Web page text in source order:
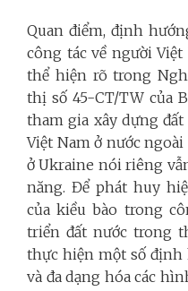
Quan điểm, định
công tác về người
thể hiện rõ trong
thị số 45-CT/TW của
tham gia xây dựng
Việt Nam ở nước
ở Ukraine nói riêng
năng. Để phát huy
của kiều bào trong
triển đất nước trong
thực hiện một số định
và đa dạng hóa các